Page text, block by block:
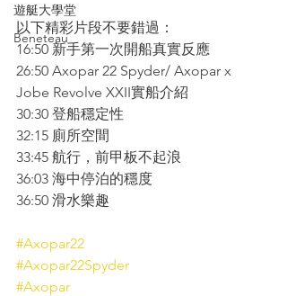
遊艇大學堂
Beneteau
以下精彩片段不要錯過：
16:50 新手第一次開船真實反應
26:50 Axopar 22 Spyder/ Axopar x
Jobe Revolve XXII實船介紹
30:30 登船穩定性
32:15 廁所空間
33:45 航行，前甲板不起浪
36:03 海中停泊的穩度
36:50 滑水樂趣
#Axopar22
#Axopar22Spyder
#Axopar